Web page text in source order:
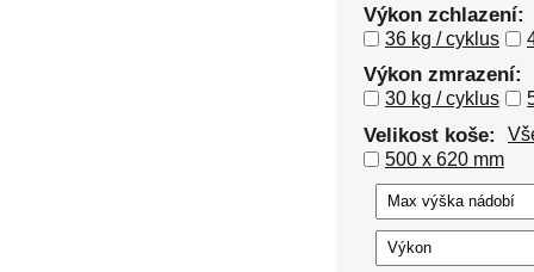
Výkon zchlazení:
36 kg / cyklus
Výkon zmrazení:
30 kg / cyklus
Velikost koše:
500 x 620 mm